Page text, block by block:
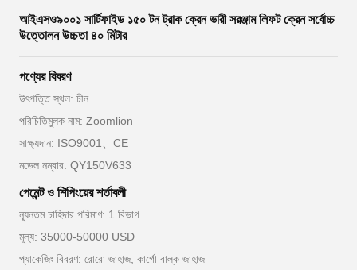
আইএসও৯০০১ সার্টিফাইড ১৫০ টন ট্রাক ক্রেন ভারী সরঞ্জাম লিফট ক্রেন সর্বোচ্চ
উত্তোলন উচ্চতা ৪০ মিটার
পণ্যের বিবরণ
উৎপত্তি স্থল: চীন
পরিচিতিমুলক নাম: Zoomlion
সাক্ষ্যদান: ISO9001、CE
মডেল নম্বার: QY150V633
পেমেন্ট ও শিপিংয়ের শর্তাবলী
ন্যূনতম চাহিদার পরিমাণ: 1 বিভাগ
মূল্য: 35000-50000 USD
প্যাকেজিং বিবরণ: রোরো জাহাজ, কার্গো বাল্ক জাহাজ